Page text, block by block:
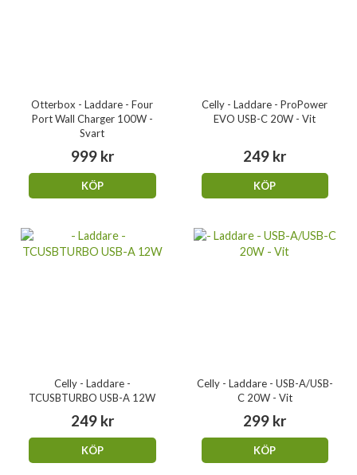
Otterbox - Laddare - Four
Port Wall Charger 100W -
Svart
999 kr
KÖP
Celly - Laddare - ProPower
EVO USB-C 20W - Vit
249 kr
KÖP
Celly - Laddare -
TCUSBTURBO USB-A 12W
249 kr
KÖP
Celly - Laddare - USB-A/USB-
C 20W - Vit
299 kr
KÖP